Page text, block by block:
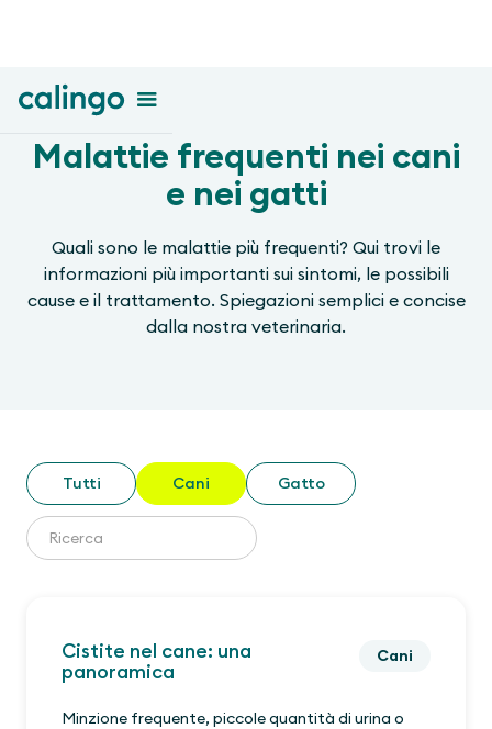
Malattie frequenti nei cani
e nei gatti
Quali sono le malattie più frequenti? Qui trovi le
informazioni più importanti sui sintomi, le possibili
cause e il trattamento. Spiegazioni semplici e concise
dalla nostra veterinaria.
Tutti Cani Gatto
Cistite nel cane: una
panoramica
Cani
Minzione frequente, piccole quantità di urina o